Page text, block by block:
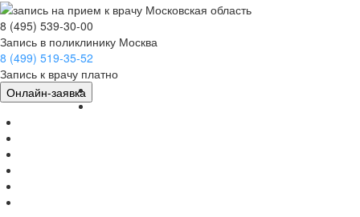
8 (495) 539-30-00
Запись в поликлинику Москва
8 (499) 519-35-52
Запись к врачу платно
Онлайн-заявка